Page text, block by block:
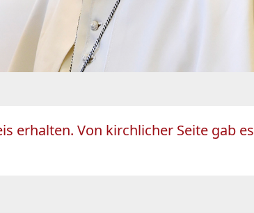
erhalten. Von kirchlicher Seite gab es